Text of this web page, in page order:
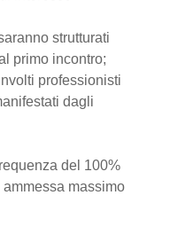
strutturati
primo incontro;
professionisti
dagli
del 100%
massimo